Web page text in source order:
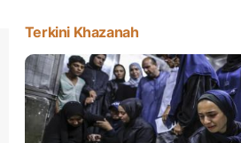
Terkini Khazanah